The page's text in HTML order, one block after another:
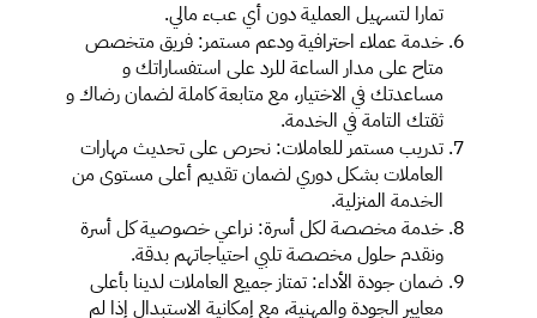
تمارا لتسهيل العملية دون أي عبء مالي.
خدمة عملاء احترافية ودعم مستمر: فريق متخصص
متاح على مدار الساعة للرد على استفساراتك و
مساعدتك في الاختيار، مع متابعة كاملة لضمان رضاك و
ثقتك التامة في الخدمة.
تدريب مستمر للعاملات: نحرص على تحديث مهارات
العاملات بشكل دوري لضمان تقديم أعلى مستوى من
الخدمة المنزلية.
خدمة مخصصة لكل أسرة: نراعي خصوصية كل أسرة
ونقدم حلول مخصصة تلبي احتياجاتهم بدقة.
ضمان جودة الأداء: تمتاز جميع العاملات لدينا بأعلى